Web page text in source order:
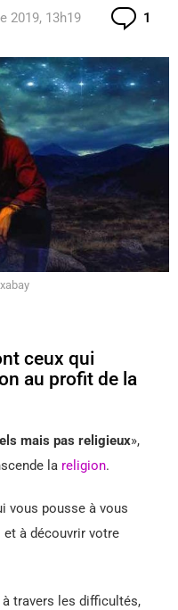
2019, 13h19 1
ceux qui
au profit de la
mais pas religieux»,
la religion.
vous pousse à vous
à découvrir votre
travers les difficultés,